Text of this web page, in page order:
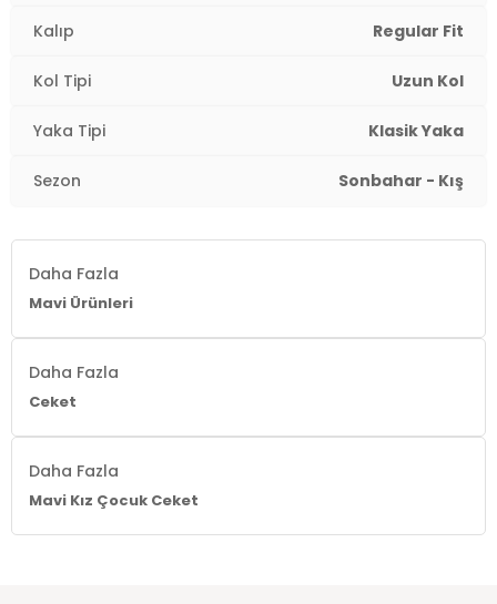
Kalıp Regular Fit
Kol Tipi Uzun Kol
Yaka Tipi Klasik Yaka
Sezon Sonbahar - Kış
Daha Fazla
Mavi Ürünleri
Daha Fazla
Ceket
Daha Fazla
Mavi Kız Çocuk Ceket